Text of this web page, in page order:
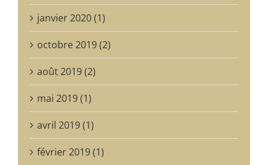
janvier 2020 (1)
octobre 2019 (2)
août 2019 (2)
mai 2019 (1)
avril 2019 (1)
février 2019 (1)